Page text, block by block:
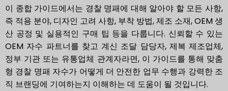
이 종합 가이드에서는 경찰 명패에 대해 알아야 할 모든 사항,
즉 적용 분야, 디자인 고려 사항, 부착 방법, 제조 소재, OEM 생
산 공정 및 실용적인 구매 팁 등을 다룹니다. 신뢰할 수 있는
OEM 자수 파트너를 찾고 계신 조달 담당자, 제복 제조업체,
정부 기관 또는 유통업체 관계자라면, 이 가이드를 통해 맞춤
형 경찰 명패 자수가 어떻게 더 안전한 업무 수행과 강력한 조
직 브랜딩에 기여하는지 이해하는 데 도움이 될 것입니다.